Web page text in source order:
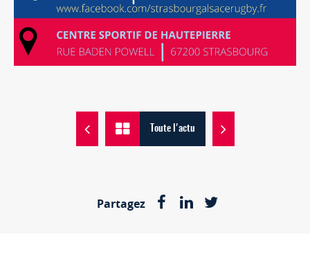
Toute l'actu
Partagez